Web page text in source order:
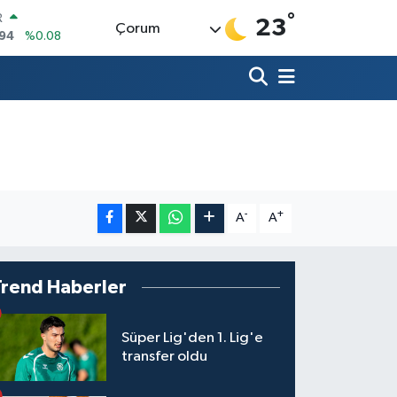
%0.08
Çorum 23°
A- A+
Haberler
Süper Lig'den 1. Lig'e
transfer oldu